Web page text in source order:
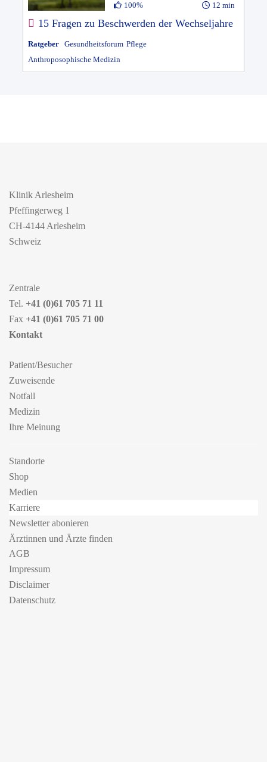
100% 12 min
15 Fragen zu Beschwerden der Wechseljahre
Ratgeber Gesundheitsforum Pflege
Anthroposophische Medizin
Klinik Arlesheim
Pfeffingerweg 1
CH-4144 Arlesheim
Schweiz
Zentrale
Tel. +41 (0)61 705 71 11
Fax +41 (0)61 705 71 00
Kontakt
Patient/Besucher
Zuweisende
Notfall
Medizin
Ihre Meinung
Standorte
Shop
Medien
Karriere
Newsletter abonieren
Ärztinnen und Ärzte finden
AGB
Impressum
Disclaimer
Datenschutz